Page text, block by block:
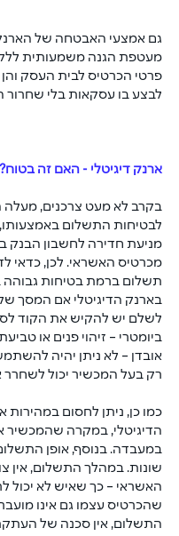
גם אמצעי האבטחה של הארנק
מעטפת הגנה משמעותית
פרטי הכרטיס לבית העסק
לבצע בו עסקאות בלי שחרור
ארנק דיגיטלי - האם זה בטוח?
בקרב לא מעט צרכנים,
לבטיחות התשלום
מניעת חדירה לחשבון הבנק
מכרטיס האשראי. לכן, כדאי
תשלום ברמת בטיחות גבוהה
בארנק הדיגיטלי אם המסך
לשלם יש להקיש את הקוד
ביומטרי – זיהוי פנים או
אובדן – לא ניתן יהיה
רק בעל המכשיר יכול לשחרר
כמו כן, ניתן לחסום
הדיגיטלי, במקרה שהמכשיר
במעבדה. בנוסף, אופן
שונות. במהלך התשלום, אין
האשראי – כך שאיש לא יכול
שהכרטיס עצמו גם אינו
התשלום, אין סכנה של